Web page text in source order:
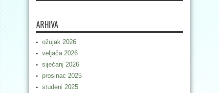
ARHIVA
ožujak 2026
veljača 2026
siječanj 2026
prosinac 2025
studeni 2025